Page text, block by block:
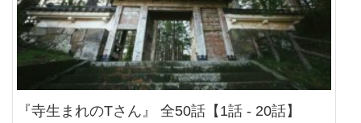
『寺生まれのTさん』 全50話【1話 - 20話】